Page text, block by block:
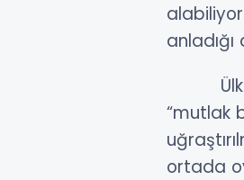
“mutlak
ortada